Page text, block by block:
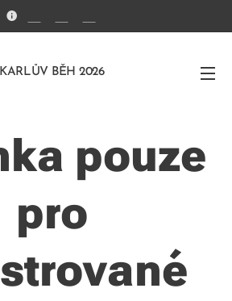
BĚH 2026
pouze
pro